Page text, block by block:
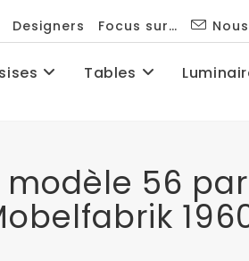
Designers Focus sur…
Tables
56